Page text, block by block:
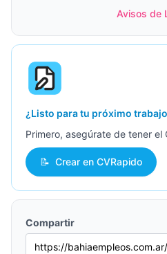
Avisos de
¿Listo para tu próximo
Primero, asegúrate de tener el
📝 Crear en CVRapido
Compartir